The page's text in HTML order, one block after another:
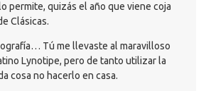
permite, quizás el año que viene coja
Clásicas.
Tú me llevaste al maravilloso
Lynotipe, pero de tanto utilizar la
cosa no hacerlo en casa.